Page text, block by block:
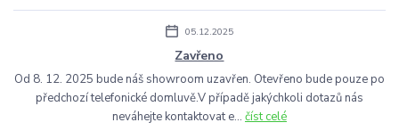
05.12.2025
Zavřeno
Od 8. 12. 2025 bude náš showroom uzavřen. Otevřeno bude pouze po
předchozí telefonické domluvě.V případě jakýchkoli dotazů nás
neváhejte kontaktovat e... číst celé